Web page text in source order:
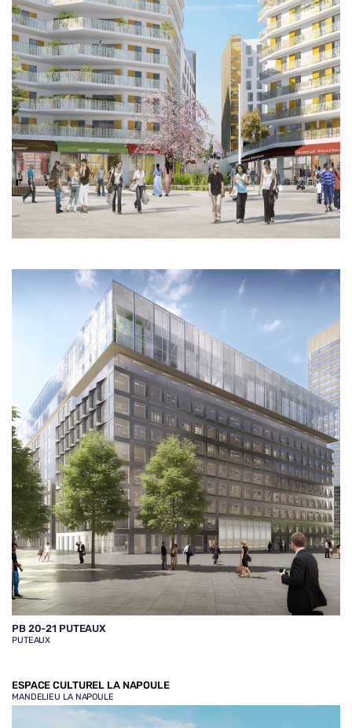
PB 20-21 PUTEAUX
PUTEAUX
ESPACE CULTUREL LA NAPOULE
MANDELIEU LA NAPOULE